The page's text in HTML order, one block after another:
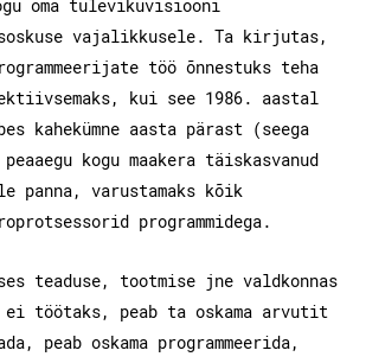
oma tulevikuvisiooni
vajalikkusele. Ta kirjutas,
töö õnnestuks teha
kui see 1986. aastal
kahekümne aasta pärast (seega
kogu maakera täiskasvanud
panna, varustamaks kõik
programmidega.
teaduse, tootmise jne valdkonnas
töötaks, peab ta oskama arvutit
peab oskama programmeerida,